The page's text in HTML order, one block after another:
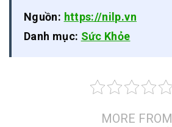
Nguồn: https://nilp.vn
Danh mục: Sức Khỏe
MORE FROM